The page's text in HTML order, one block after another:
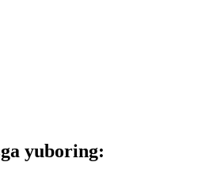
yuboring: